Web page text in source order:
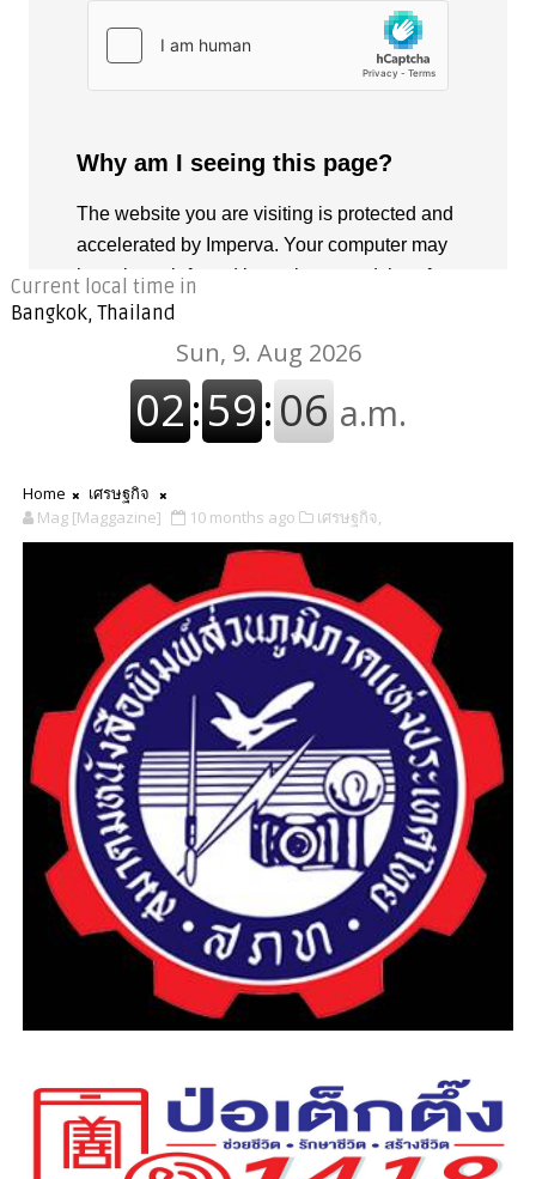
Current local time in
Bangkok, Thailand
Home
เศรษฐกิจ
Mag [Maggazine]
10 months ago เศรษฐกิจ,